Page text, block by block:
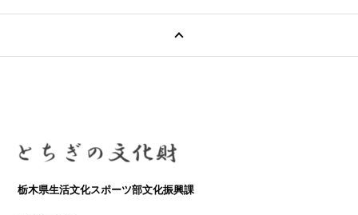
栃木県生活文化スポーツ部文化振興課